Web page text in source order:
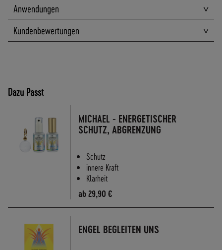
Anwendungen
Kundenbewertungen
Dazu Passt
MICHAEL - ENERGETISCHER
SCHUTZ, ABGRENZUNG
Schutz
innere Kraft
Klarheit
ab 29,90 €
ENGEL BEGLEITEN UNS